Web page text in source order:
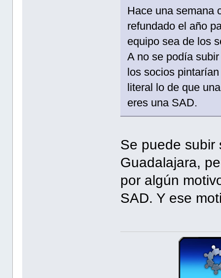
Hace una semana
refundado el año
equipo sea de los
A no se podía
los socios
literal lo de que
eres una SAD.
Se puede subir
Guadalajara,
por algún
SAD. Y ese